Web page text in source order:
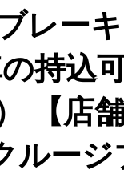
レー
持込
【店
ルー